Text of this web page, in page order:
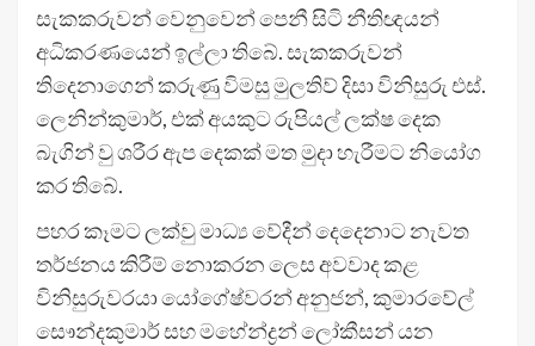
සැකකරුවන් වෙනුවෙන් පෙනී සිටි නීතිඥයන්
අධිකරණයෙන් ඉල්ලා තිබේ. සැකකරුවන්
තිදෙනාගෙන් කරුණු විමසු මුලතිව් දිසා විනිසුරු එස්.
ලෙනින්කුමාර්, එක් අයකුට රුපියල් ලක්ෂ දෙක
බැගින් වු ශරීර ඇප දෙකක් මත මුදා හැරීමට නියෝග
කර තිබේ.
පහර කෑමට ලක්වු මාධ්‍ය වේදීන් දෙදෙනාට නැවත
තර්ජනය කිරීම් නොකරන ලෙස අවවාද කළ
විනිසුරුවරයා යෝගේෂ්වරන් අනුජන්, කුමාරවේල්
සෞන්දකුමාර් සහ මහේන්ද්‍රන් ලෝකීසන් යන